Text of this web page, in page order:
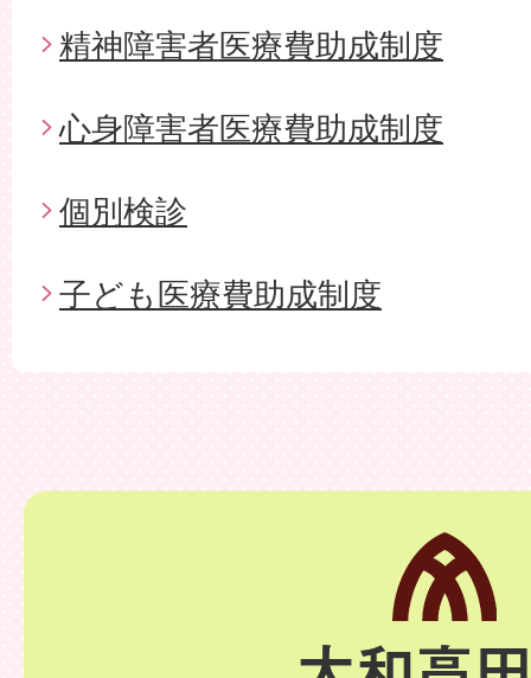
精神障害者医療費助成制度
心身障害者医療費助成制度
個別検診
子ども医療費助成制度